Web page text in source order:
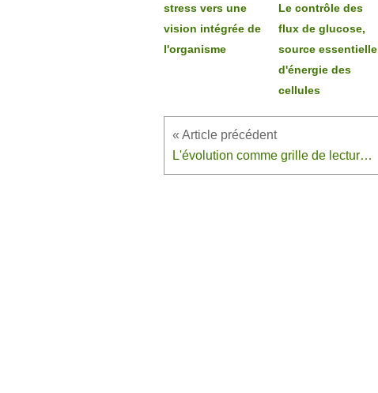
stress vers une
vision intégrée de
l'organisme
Le contrôle des
flux de glucose,
source essentielle
d'énergie des
cellules
L'évolution comme grille de lecture du monde